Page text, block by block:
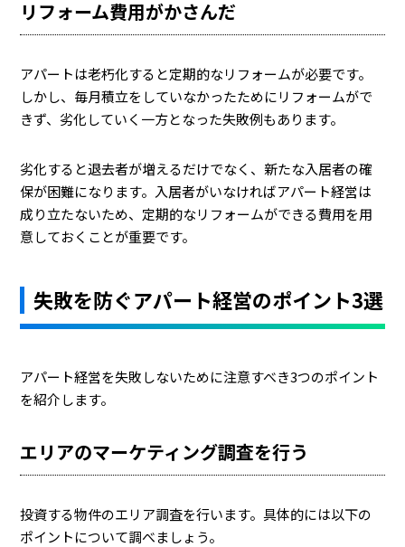
リフォーム費用がかさんだ
アパートは老朽化すると定期的なリフォームが必要です。
しかし、毎月積立をしていなかったためにリフォームがで
きず、劣化していく一方となった失敗例もあります。
劣化すると退去者が増えるだけでなく、新たな入居者の確
保が困難になります。入居者がいなければアパート経営は
成り立たないため、定期的なリフォームができる費用を用
意しておくことが重要です。
失敗を防ぐアパート経営のポイント3選
アパート経営を失敗しないために注意すべき3つのポイント
を紹介します。
エリアのマーケティング調査を行う
投資する物件のエリア調査を行います。具体的には以下の
ポイントについて調べましょう。